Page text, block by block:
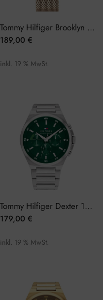
Tommy Hilfiger Brooklyn 1791506 Herrenuhr
189,00 €
inkl. 19 % MwSt.
Tommy Hilfiger Dexter 1792088 Herrenuhr
179,00 €
inkl. 19 % MwSt.